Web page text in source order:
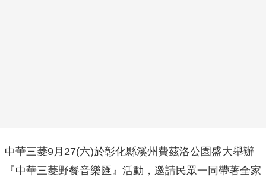
中華三菱9月27(六)於彰化縣溪州費茲洛公園盛大舉辦
『中華三菱野餐音樂匯』活動，邀請民眾一同帶著全家